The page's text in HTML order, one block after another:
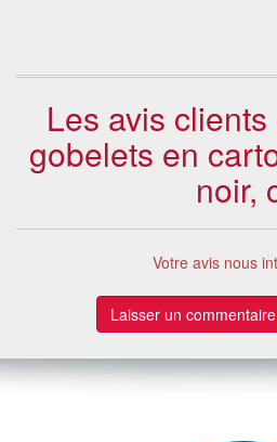
Les avis
gobelets en
noir,
Votre avis nous
Laisser un